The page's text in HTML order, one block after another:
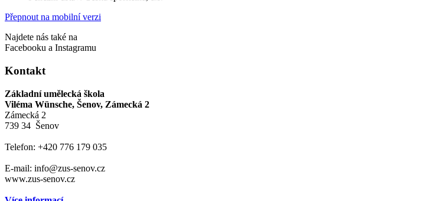
Přepnout na mobilní verzi
Najdete nás také na
Facebooku a Instagramu
Kontakt
Základní umělecká škola
Viléma Wünsche, Šenov, Zámecká 2
Zámecká 2
739 34 Šenov
Telefon: +420 776 179 035
E-mail: info@zus-senov.cz
www.zus-senov.cz